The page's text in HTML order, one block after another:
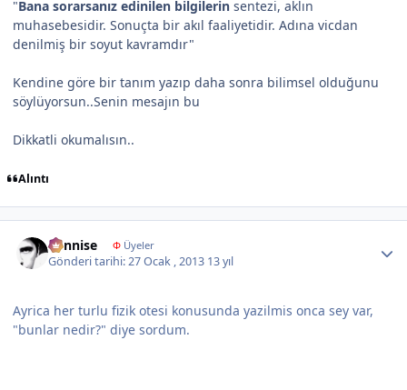
"Bana sorarsanız edinilen bilgilerin sentezi, aklın
muhasebesidir. Sonuçta bir akıl faaliyetidir. Adına vicdan
denilmiş bir soyut kavramdır"
Kendine göre bir tanım yazıp daha sonra bilimsel olduğunu
söylüyorsun..Senin mesajın bu
Dikkatli okumalısın..
Alıntı
dennise ΦÜyeler
Gönderi tarihi:27 Ocak , 2013 13 yıl
Ayrica her turlu fizik otesi konusunda yazilmis onca sey var,
"bunlar nedir?" diye sordum.